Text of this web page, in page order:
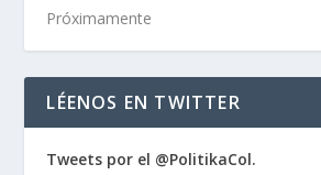
Próximamente
LÉENOS EN TWITTER
Tweets por el @PolitikaCol.